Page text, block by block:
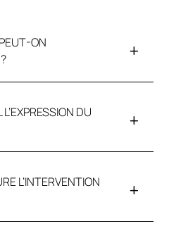
ON
DU
L’INTERVENTION